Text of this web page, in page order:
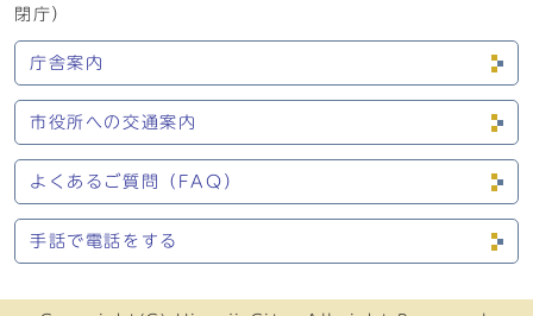
閉庁）
庁舎案内
市役所への交通案内
よくあるご質問（FAQ）
手話で電話をする